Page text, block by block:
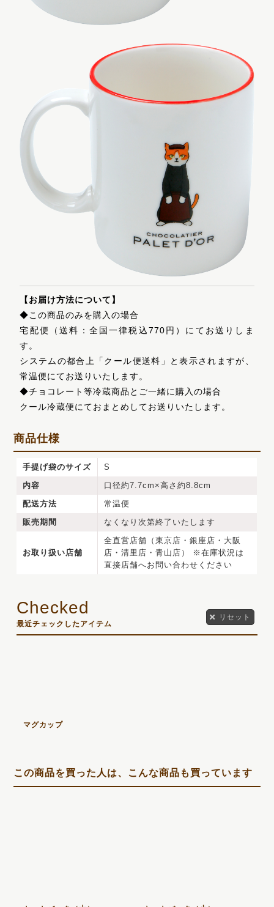
【お届け方法について】
◆この商品のみを購入の場合
宅配便（送料：全国一律税込770円）にてお送りしま
す。
システムの都合上「クール便送料」と表示されますが、
常温便にてお送りいたします。
◆チョコレート等冷蔵商品とご一緒に購入の場合
クール冷蔵便にておまとめしてお送りいたします。
商品仕様
手提げ袋のサイズ
S
内容
口径約7.7cm×高さ約8.8cm
配送方法
常温便
販売期間
なくなり次第終了いたします
お取り扱い店舗
全直営店舗（東京店・銀座店・大阪
店・清里店・青山店） ※在庫状況は
直接店舗へお問い合わせください
最近チェックしたアイテム
リセット
マグカップ
この商品を買った人は、こんな商品も買っています